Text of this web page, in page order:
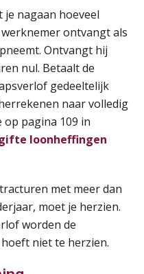
nagaan hoeveel
ontvangt als
Ontvangt hij
nul. Betaalt de
gedeeltelijk
naar volledig
op pagina 109 in
loonheffingen
met meer dan
moet je herzien.
worden de
niet te herzien.